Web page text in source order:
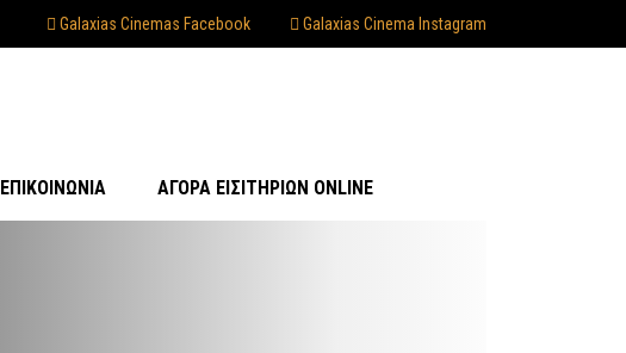
Galaxias Cinemas Facebook Galaxias Cinema Instagram
ΕΠΙΚΟΙΝΩΝΊΑ ΑΓΟΡΆ ΕΙΣΙΤΗΡΊΩΝ ONLINE